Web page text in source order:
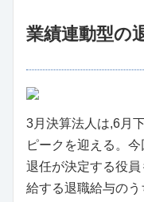
業績連動型の
3月決算法人は,6月
ピークを迎える。
退任が決定する役
給する退職給与の